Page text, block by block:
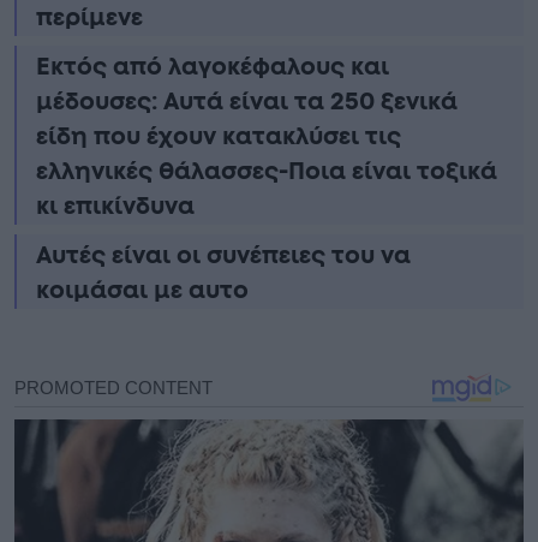
περίμενε
Εκτός από λαγοκέφαλους και
μέδουσες: Aυτά είναι τα 250 ξενικά
είδη που έχουν κατακλύσει τις
ελληνικές θάλασσες-Ποια είναι τοξικά
κι επικίνδυνα
Αυτές είναι οι συνέπειες του να
κοιμάσαι με αυτο